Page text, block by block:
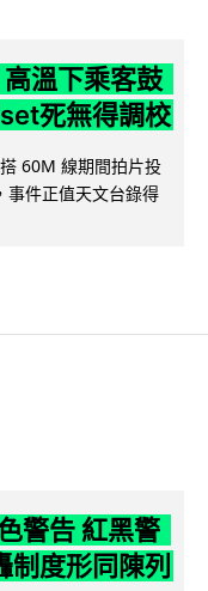
溫下乘客鼓
死無得調校
60M 線期間拍片投
事件正值天文台錄得
警告 紅黑警
制度形同陳列